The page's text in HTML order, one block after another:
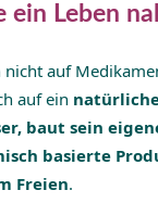
ein Leben
auf
auf ein
baut sein
basierte
Freien.